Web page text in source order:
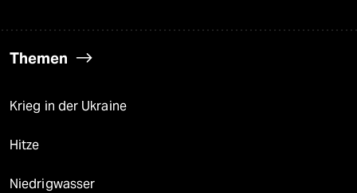
Themen
Krieg in der Ukraine
Hitze
Niedrigwasser